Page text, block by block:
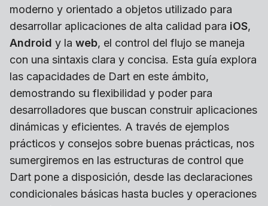
moderno y orientado a objetos utilizado para
desarrollar aplicaciones de alta calidad para iOS,
Android y la web, el control del flujo se maneja
con una sintaxis clara y concisa. Esta guía explora
las capacidades de Dart en este ámbito,
demostrando su flexibilidad y poder para
desarrolladores que buscan construir aplicaciones
dinámicas y eficientes. A través de ejemplos
prácticos y consejos sobre buenas prácticas, nos
sumergiremos en las estructuras de control que
Dart pone a disposición, desde las declaraciones
condicionales básicas hasta bucles y operaciones